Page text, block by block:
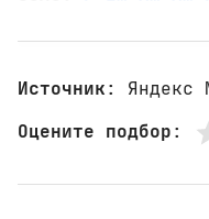
Источник: Яндекс
Оцените подбор: